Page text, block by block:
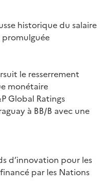
historique du salaire
le resserrement
monétaire
Global Ratings
à BB/B avec une
d’innovation pour les
par les Nations